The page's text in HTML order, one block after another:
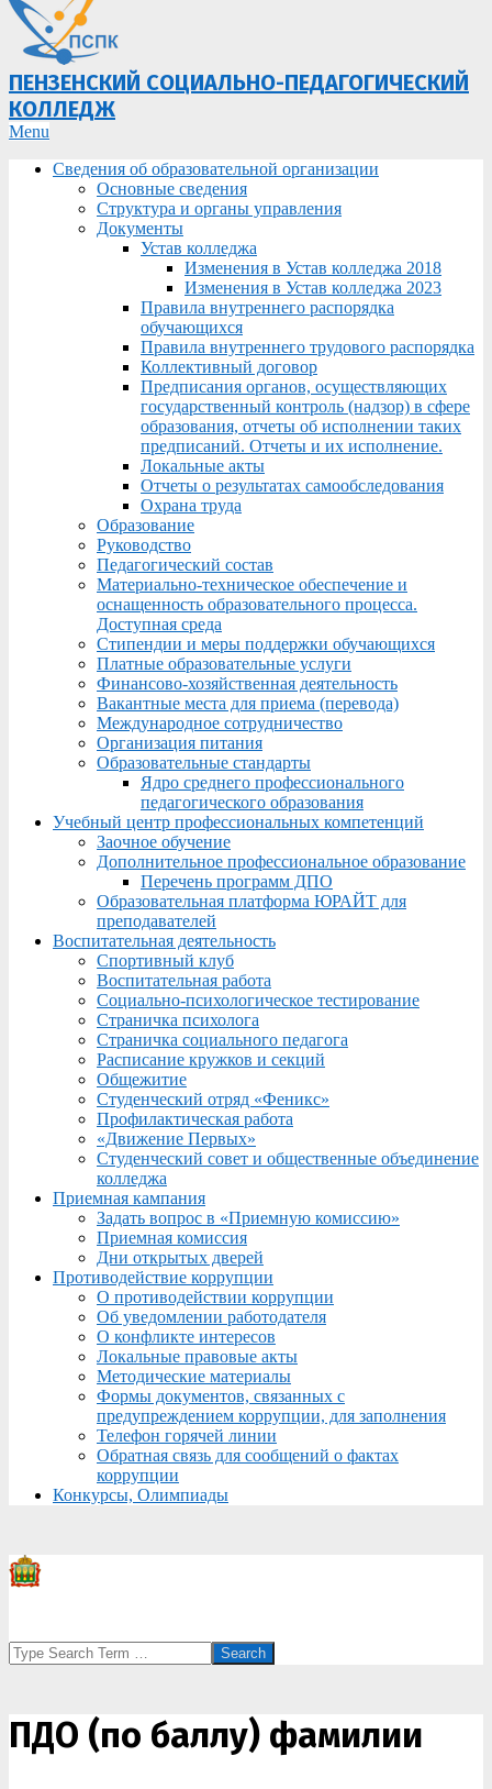
ПЕНЗЕНСКИЙ СОЦИАЛЬНО-ПЕДАГОГИЧЕСКИЙ
КОЛЛЕДЖ
Primary
Menu
Menu
Сведения об образовательной организации
Основные сведения
Структура и органы управления
Документы
Устав колледжа
Изменения в Устав колледжа 2018
Изменения в Устав колледжа 2023
Правила внутреннего распорядка
обучающихся
Правила внутреннего трудового распорядка
Коллективный договор
Предписания органов, осуществляющих
государственный контроль (надзор) в сфере
образования, отчеты об исполнении таких
предписаний. Отчеты и их исполнение.
Локальные акты
Отчеты о результатах самообследования
Охрана труда
Образование
Руководство
Педагогический состав
Материально-техническое обеспечение и
оснащенность образовательного процесса.
Доступная среда
Стипендии и меры поддержки обучающихся
Платные образовательные услуги
Финансово-хозяйственная деятельность
Вакантные места для приема (перевода)
Международное сотрудничество
Организация питания
Образовательные стандарты
Ядро среднего профессионального
педагогического образования
Учебный центр профессиональных компетенций
Заочное обучение
Дополнительное профессиональное образование
Перечень программ ДПО
Образовательная платформа ЮРАЙТ для
преподавателей
Воспитательная деятельность
Спортивный клуб
Воспитательная работа
Социально-психологическое тестирование
Страничка психолога
Страничка социального педагога
Расписание кружков и секций
Общежитие
Студенческий отряд «Феникс»
Профилактическая работа
«Движение Первых»
Студенческий совет и общественные объединение
колледжа
Приемная кампания
Задать вопрос в «Приемную комиссию»
Приемная комиссия
Дни открытых дверей
Противодействие коррупции
О противодействии коррупции
Об уведомлении работодателя
О конфликте интересов
Локальные правовые акты
Методические материалы
Формы документов, связанных с
предупреждением коррупции, для заполнения
Телефон горячей линии
Обратная связь для сообщений о фактах
коррупции
Конкурсы, Олимпиады
Search
ПДО (по баллу) фамилии